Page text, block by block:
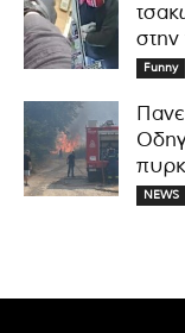
στην
Funny
NEWS